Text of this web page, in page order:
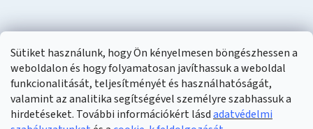
Sütiket használunk, hogy Ön kényelmesen böngészhessen a
weboldalon és hogy folyamatosan javíthassuk a weboldal
funkcionalitását, teljesítményét és használhatóságát,
valamint az analitika segítségével személyre szabhassuk a
hirdetéseket. További információkért lásdadatvédelmi